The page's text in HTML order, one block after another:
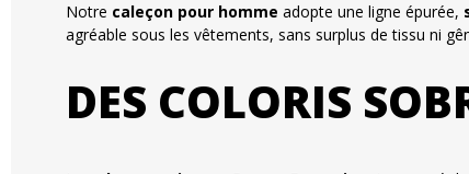
Notre caleçon pour homme adopte une ligne épurée,
agréable sous les vêtements, sans surplus de tissu ni
DES COLORIS